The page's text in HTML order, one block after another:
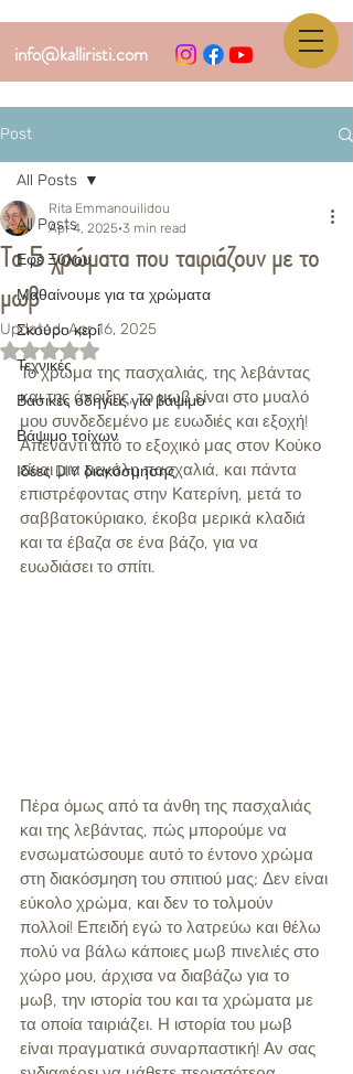
info@kalliristi.com
Post
All Posts
Εφέ Ξύλου
Μαθαίνουμε για τα χρώματα
Σκούρο κερί
Τεχνικές
Βασικές οδηγίες για βάψιμο
Βάψιμο τοίχων
Ιδέες DIY διακόσμησης
All Posts
Τα 5 χρώματα που ταιριάζουν με το
μωβ
Rita Emmanouilidou
Apr 4, 2025 3 min read
Updated:Apr 16, 2025
Rated NaN out of 5 stars.
Το χρώμα της πασχαλιάς, της λεβάντας
και της άνοιξης, το μωβ είναι στο μυαλό
μου συνδεδεμένο με ευωδιές και εξοχή!
Απέναντι από το εξοχικό μας στον Κούκο
είναι μια μεγάλη πασχαλιά, και πάντα
επιστρέφοντας στην Κατερίνη, μετά το
σαββατοκύριακο, έκοβα μερικά κλαδιά
και τα έβαζα σε ένα βάζο, για να
ευωδιάσει το σπίτι.
Πέρα όμως από τα άνθη της πασχαλιάς
και της λεβάντας, πώς μπορούμε να
ενσωματώσουμε αυτό το έντονο χρώμα
στη διακόσμηση του σπιτιού μας; Δεν είναι
εύκολο χρώμα, και δεν το τολμούν
πολλοί! Επειδή εγώ το λατρεύω και θέλω
πολύ να βάλω κάποιες μωβ πινελιές στο
χώρο μου, άρχισα να διαβάζω για το
μωβ, την ιστορία του και τα χρώματα με
τα οποία ταιριάζει. Η ιστορία του μωβ
είναι πραγματικά συναρπαστική! Αν σας